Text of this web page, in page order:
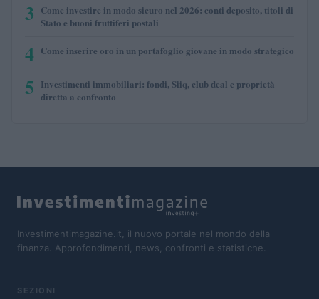
3 Come investire in modo sicuro nel 2026: conti deposito, titoli di
Stato e buoni fruttiferi postali
4 Come inserire oro in un portafoglio giovane in modo strategico
5 Investimenti immobiliari: fondi, Siiq, club deal e proprietà
diretta a confronto
Investimentimagazine.it, il nuovo portale nel mondo della
finanza. Approfondimenti, news, confronti e statistiche.
SEZIONI